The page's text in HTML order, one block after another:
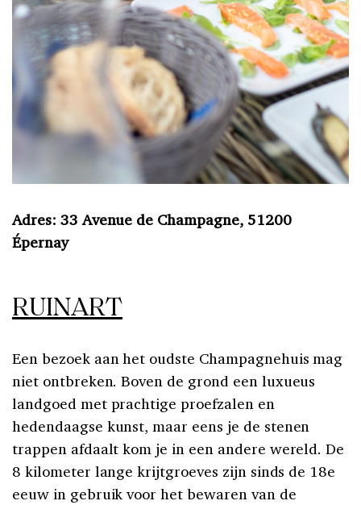
Adres: 33 Avenue de Champagne, 51200
Épernay
RUINART
Een bezoek aan het oudste Champagnehuis mag
niet ontbreken. Boven de grond een luxueus
landgoed met prachtige proefzalen en
hedendaagse kunst, maar eens je de stenen
trappen afdaalt kom je in een andere wereld. De
8 kilometer lange krijtgroeves zijn sinds de 18e
eeuw in gebruik voor het bewaren van de